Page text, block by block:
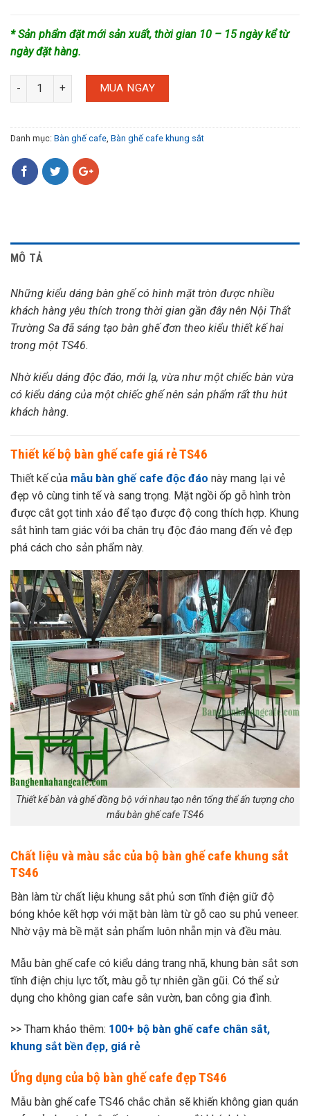
* Sản phẩm đặt mới sản xuất, thời gian 10 – 15 ngày kể từ
ngày đặt hàng.
MUA NGAY
Danh mục: Bàn ghế cafe, Bàn ghế cafe khung sắt
MÔ TẢ
Những kiểu dáng bàn ghế có hình mặt tròn được nhiều
khách hàng yêu thích trong thời gian gần đây nên Nội Thất
Trường Sa đã sáng tạo bàn ghế đơn theo kiểu thiết kế hai
trong một TS46.
Nhờ kiểu dáng độc đáo, mới lạ, vừa như một chiếc bàn vừa
có kiểu dáng của một chiếc ghế nên sản phẩm rất thu hút
khách hàng.
Thiết kế bộ bàn ghế cafe giá rẻ TS46
Thiết kế của mẫu bàn ghế cafe độc đáo này mang lại vẻ
đẹp vô cùng tinh tế và sang trọng. Mặt ngồi ốp gỗ hình tròn
được cắt gọt tinh xảo để tạo được độ cong thích hợp. Khung
sắt hình tam giác với ba chân trụ độc đáo mang đến vẻ đẹp
phá cách cho sản phẩm này.
Thiết kế bàn và ghế đồng bộ với nhau tạo nên tổng thể ấn tượng cho
mẫu bàn ghế cafe TS46
Chất liệu và màu sắc của bộ bàn ghế cafe khung sắt
TS46
Bàn làm từ chất liệu khung sắt phủ sơn tĩnh điện giữ độ
bóng khỏe kết hợp với mặt bàn làm từ gỗ cao su phủ veneer.
Nhờ vậy mà bề mặt sản phẩm luôn nhẵn mịn và đều màu.
Mẫu bàn ghế cafe có kiểu dáng trang nhã, khung bàn sắt sơn
tĩnh điện chịu lực tốt, màu gỗ tự nhiên gần gũi. Có thể sử
dụng cho không gian cafe sân vườn, ban công gia đình.
>> Tham khảo thêm: 100+ bộ bàn ghế cafe chân sắt,
khung sắt bền đẹp, giá rẻ
Ứng dụng của bộ bàn ghế cafe đẹp TS46
Mẫu bàn ghế cafe TS46 chắc chắn sẽ khiến không gian quán